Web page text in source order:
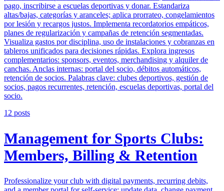
pago, inscribirse a escuelas deportivas y donar. Estandariza
altas/bajas, categorías y aranceles; aplica prorrateo, congelamientos
por lesión y recargos justos. Implementa recordatorios empáticos,
planes de regularización y campañas de retención segmentadas.
Visualiza gastos por disciplina, uso de instalaciones y cobranzas en
tableros unificados para decisiones rápidas. Explora ingresos
complementarios: sponsors, eventos, merchandising y alquiler de
canchas. Anclas internas: portal del socio, débitos automáticos,
retención de socios. Palabras clave: clubes deportivos, gestión de
socios, pagos recurrentes, retención, escuelas deportivas, portal del
socio.
12 posts
Management for Sports Clubs:
Members, Billing & Retention
Professionalize your club with digital payments, recurring debits,